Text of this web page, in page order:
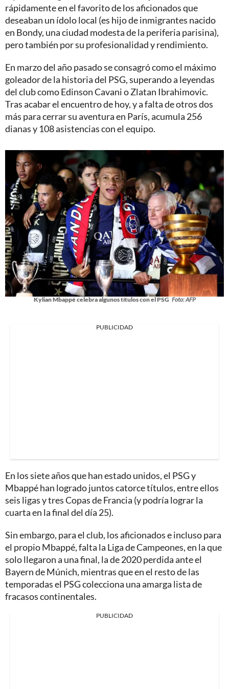
rápidamente en el favorito de los aficionados que
deseaban un ídolo local (es hijo de inmigrantes nacido
en Bondy, una ciudad modesta de la periferia parisina),
pero también por su profesionalidad y rendimiento.
En marzo del año pasado se consagró como el máximo
goleador de la historia del PSG, superando a leyendas
del club como Edinson Cavani o Zlatan Ibrahimovic.
Tras acabar el encuentro de hoy, y a falta de otros dos
más para cerrar su aventura en París, acumula 256
dianas y 108 asistencias con el equipo.
Kylian Mbappé celebra algunos títulos con el PSG Foto: AFP
PUBLICIDAD
En los siete años que han estado unidos, el PSG y
Mbappé han logrado juntos catorce títulos, entre ellos
seis ligas y tres Copas de Francia (y podría lograr la
cuarta en la final del día 25).
Sin embargo, para el club, los aficionados e incluso para
el propio Mbappé, falta la Liga de Campeones, en la que
solo llegaron a una final, la de 2020 perdida ante el
Bayern de Múnich, mientras que en el resto de las
temporadas el PSG colecciona una amarga lista de
fracasos continentales.
PUBLICIDAD